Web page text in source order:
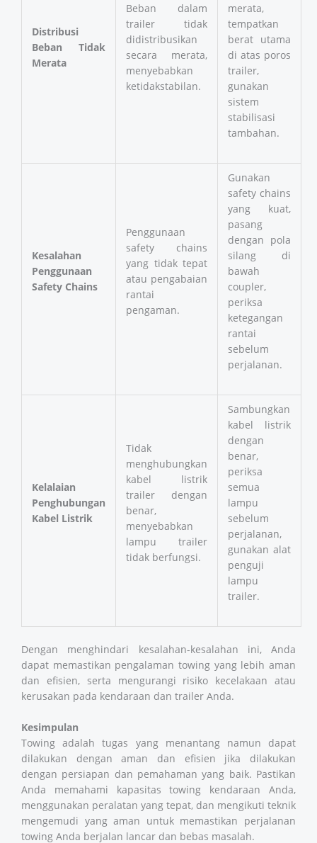
Distribusi
Beban Tidak
Merata
Beban dalam
trailer tidak
didistribusikan
secara merata,
menyebabkan
ketidakstabilan.
merata,
tempatkan
berat utama
di atas poros
trailer,
gunakan
sistem
stabilisasi
tambahan.
Kesalahan
Penggunaan
Safety Chains
Penggunaan
safety chains
yang tidak tepat
atau pengabaian
rantai
pengaman.
Gunakan
safety chains
yang kuat,
pasang
dengan pola
silang di
bawah
coupler,
periksa
ketegangan
rantai
sebelum
perjalanan.
Kelalaian
Penghubungan
Kabel Listrik
Tidak
menghubungkan
kabel listrik
trailer dengan
benar,
menyebabkan
lampu trailer
tidak berfungsi.
Sambungkan
kabel listrik
dengan
benar,
periksa
semua
lampu
sebelum
perjalanan,
gunakan alat
penguji
lampu
trailer.
Dengan menghindari kesalahan-kesalahan ini, Anda
dapat memastikan pengalaman towing yang lebih aman
dan efisien, serta mengurangi risiko kecelakaan atau
kerusakan pada kendaraan dan trailer Anda.
Kesimpulan
Towing adalah tugas yang menantang namun dapat
dilakukan dengan aman dan efisien jika dilakukan
dengan persiapan dan pemahaman yang baik. Pastikan
Anda memahami kapasitas towing kendaraan Anda,
menggunakan peralatan yang tepat, dan mengikuti teknik
mengemudi yang aman untuk memastikan perjalanan
towing Anda berjalan lancar dan bebas masalah.